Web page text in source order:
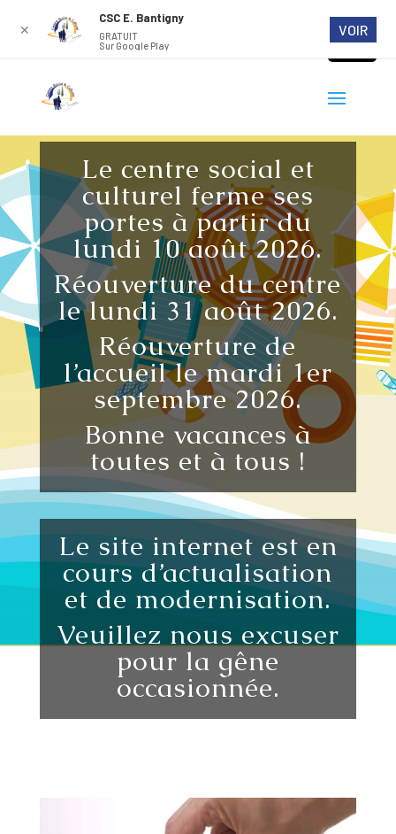
Le centre social et
culturel ferme ses
portes à partir du
lundi 10 août 2026.
Réouverture du centre
le lundi 31 août 2026.
Réouverture de
l’accueil le mardi 1er
septembre 2026.
Bonne vacances à
toutes et à tous !
Le site internet est en
cours d’actualisation
et de modernisation.
Veuillez nous excuser
pour la gêne
occasionnée.
✕
CSC E. Bantigny
GRATUIT
Sur Google Play
VOIR